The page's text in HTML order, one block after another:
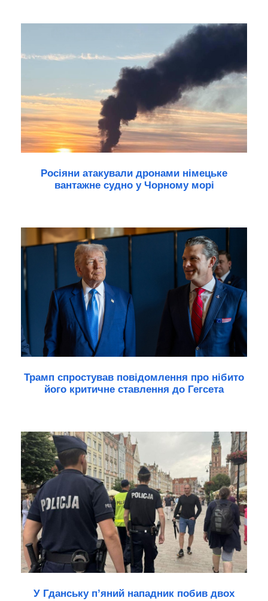
Росіяни атакували дронами німецьке
вантажне судно у Чорному морі
Трамп спростував повідомлення про нібито
його критичне ставлення до Гегсета
У Гданську п’яний нападник побив двох